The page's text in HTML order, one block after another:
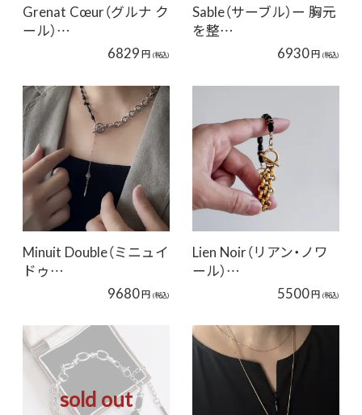
Grenat Cœur（グルナ ク
ール）…
6829 円 (税込)
Sable（サーブル）ー 胸元
を整…
6930円 (税込)
Minuit Double（ミニュイ
ドゥ…
9680円 (税込)
Lien Noir（リアン・ノワ
ール）…
5500円 (税込)
sold out